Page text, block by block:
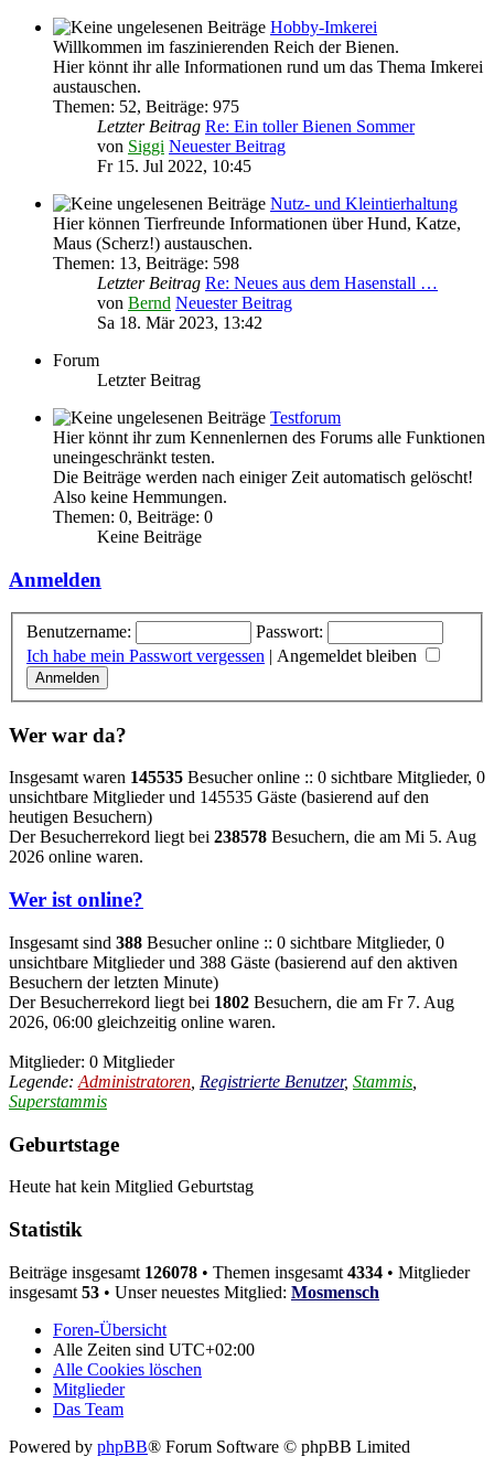
Hobby-Imkerei
Willkommen im faszinierenden Reich der Bienen.
Hier könnt ihr alle Informationen rund um das Thema Imkerei
austauschen.
Themen: 52, Beiträge: 975
Letzter Beitrag Re: Ein toller Bienen Sommer
von Siggi Neuester Beitrag
Fr 15. Jul 2022, 10:45
Nutz- und Kleintierhaltung
Hier können Tierfreunde Informationen über Hund, Katze,
Maus (Scherz!) austauschen.
Themen: 13, Beiträge: 598
Letzter Beitrag Re: Neues aus dem Hasenstall …
von Bernd Neuester Beitrag
Sa 18. Mär 2023, 13:42
Forum
Letzter Beitrag
Testforum
Hier könnt ihr zum Kennenlernen des Forums alle Funktionen
uneingeschränkt testen.
Die Beiträge werden nach einiger Zeit automatisch gelöscht!
Also keine Hemmungen.
Themen: 0, Beiträge: 0
Keine Beiträge
Anmelden
Benutzername:
Passwort:
Ich habe mein Passwort vergessen | Angemeldet bleiben
Wer war da?
Insgesamt waren 145535 Besucher online :: 0 sichtbare Mitglieder, 0
unsichtbare Mitglieder und 145535 Gäste (basierend auf den
heutigen Besuchern)
Der Besucherrekord liegt bei 238578 Besuchern, die am Mi 5. Aug
2026 online waren.
Wer ist online?
Insgesamt sind 388 Besucher online :: 0 sichtbare Mitglieder, 0
unsichtbare Mitglieder und 388 Gäste (basierend auf den aktiven
Besuchern der letzten Minute)
Der Besucherrekord liegt bei 1802 Besuchern, die am Fr 7. Aug
2026, 06:00 gleichzeitig online waren.
Mitglieder: 0 Mitglieder
Legende: Administratoren Registrierte Benutzer, Stammis
Superstammis
Geburtstage
Heute hat kein Mitglied Geburtstag
Statistik
Beiträge insgesamt 126078 • Themen insgesamt 4334 • Mitglieder
insgesamt 53 • Unser neuestes Mitglied: Mosmensch
Foren-Übersicht
Alle Zeiten sind UTC+02:00
Alle Cookies löschen
Mitglieder
Das Team
Powered by phpBB® Forum Software © phpBB Limited